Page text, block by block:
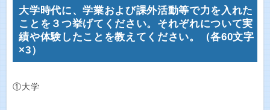
大学時代に、学業および課外活動等で力を入れた
ことを３つ挙げてください。それぞれについて実
績や体験したことを教えてください。（各60文字
×3）
①大学